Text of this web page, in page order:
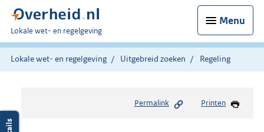
Menu
U
bent
hier:
Lokale wet- en regelgeving
Lokale wet- en regelgeving Uitgebreid zoeken Regeling
Permalink Printen